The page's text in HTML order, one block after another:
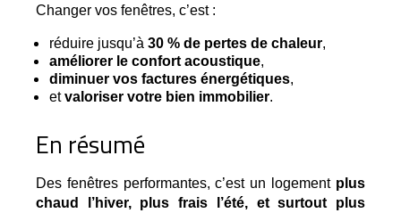
Changer vos fenêtres, c’est :
réduire jusqu’à 30 % de pertes de chaleur,
améliorer le confort acoustique,
diminuer vos factures énergétiques,
etvaloriser votre bien immobilier.
En résumé
Des fenêtres performantes, c’est un logement plus
chaud l’hiver, plus frais l’été, et surtout plus